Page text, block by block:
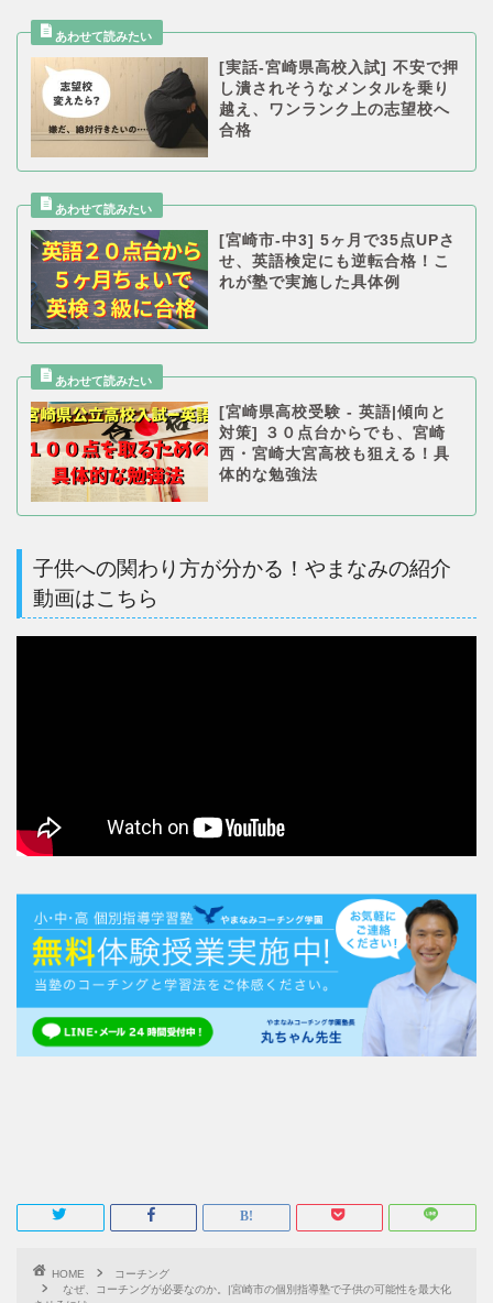
[実話-宮崎県高校入試] 不安で押
し潰されそうなメンタルを乗り
越え、ワンランク上の志望校へ
合格
[宮崎市-中3] 5ヶ月で35点UPさ
せ、英語検定にも逆転合格！こ
れが塾で実施した具体例
[宮崎県高校受験 - 英語|傾向と
対策] ３０点台からでも、宮崎
西・宮崎大宮高校も狙える！具
体的な勉強法
子供への関わり方が分かる！やまなみの紹介
動画はこちら
HOME
コーチング
なぜ、コーチングが必要なのか。|宮崎市の個別指導塾で子供の可能性を最大化